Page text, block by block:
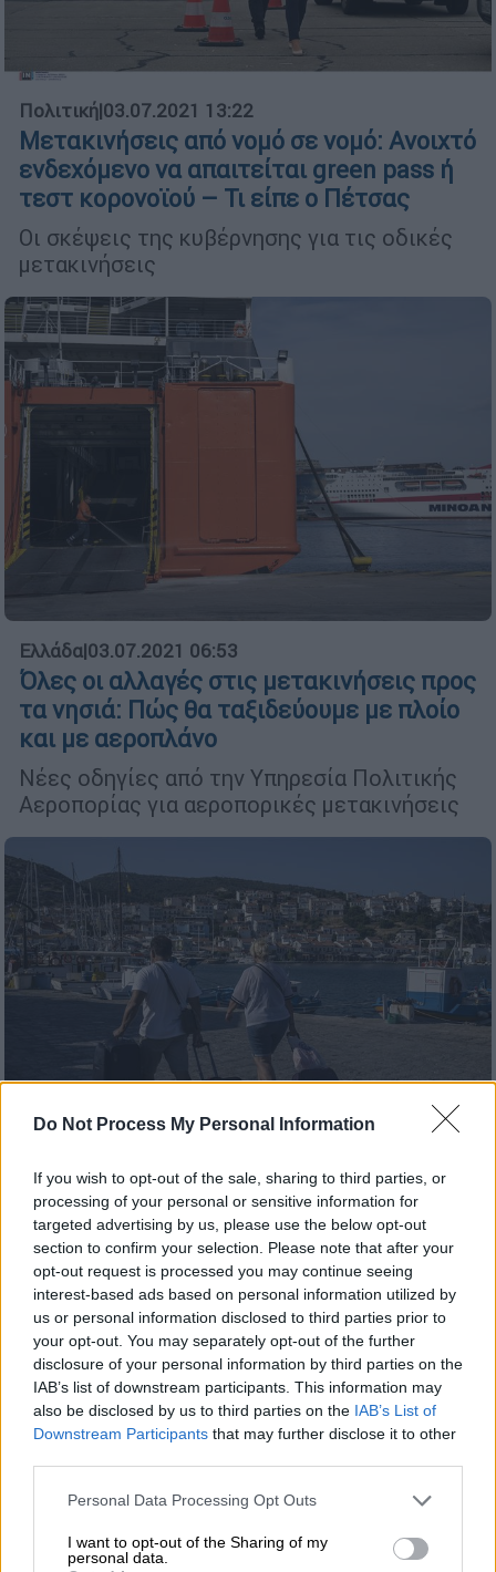
Do Not Process My Personal Information
If you wish to opt-out of the sale, sharing to third parties, or
processing of your personal or sensitive information for
targeted advertising by us, please use the below opt-out
section to confirm your selection. Please note that after your
opt-out request is processed you may continue seeing
interest-based ads based on personal information utilized by
us or personal information disclosed to third parties prior to
your opt-out. You may separately opt-out of the further
disclosure of your personal information by third parties on the
IAB’s list of downstream participants. This information may
also be disclosed by us to third parties on the IAB’s List of
Downstream Participants that may further disclose it to other
Please note that this website/app uses one or more Google
not limited to your visit or usage behaviour. You may click to
grant or deny consent to Google and its third-party tags to
Personal Data Processing Opt Outs
I want to opt-out of the Sharing of my
personal data.
Πολιτική|03.07.2021 13:22
Μετακινήσεις από νομό σε νομό: Ανοιχτό
ενδεχόμενο να απαιτείται green pass ή
τεστ κορονοϊού – Τι είπε ο Πέτσας
Οι σκέψεις της κυβέρνησης για τις οδικές
μετακινήσεις
Ελλάδα|03.07.2021 06:53
Όλες οι αλλαγές στις μετακινήσεις προς
τα νησιά: Πώς θα ταξιδεύουμε με πλοίο
και με αεροπλάνο
Νέες οδηγίες από την Υπηρεσία Πολιτικής
Αεροπορίας για αεροπορικές μετακινήσεις
Ελλάδα|02.07.2021 23:25
Ταξίδι με πλοίο: Τι αλλάζει από Δευτέρα
- Πώς γίνονται οι μετακινήσεις στα
νησιά
Πώς θα ταξιδεύουμε με πλοία από Δευτέρα -
Οι προϋποθέσεις για μετακινήσεις στα
νησιά - Ποιοι εξαιρούνται